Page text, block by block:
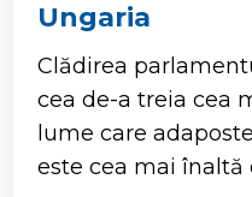
Ungaria
Clădirea
cea de-a treia cea
lume care
este cea mai înaltă